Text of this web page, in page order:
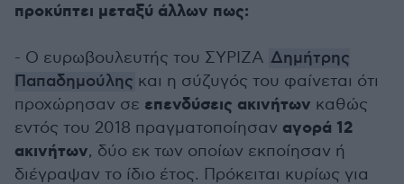
προκύπτει μεταξύ άλλων πως:
- Ο ευρωβουλευτής του ΣΥΡΙΖΑ Δημήτρης
Παπαδημούλης και η σύζυγός του φαίνεται ότι
προχώρησαν σε επενδύσεις ακινήτων καθώς
εντός του 2018 πραγματοποίησαν αγορά 12
ακινήτων, δύο εκ των οποίων εκποίησαν ή
διέγραψαν το ίδιο έτος. Πρόκειται κυρίως για